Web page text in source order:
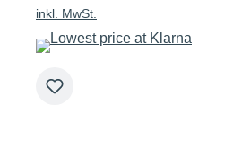
inkl. MwSt.